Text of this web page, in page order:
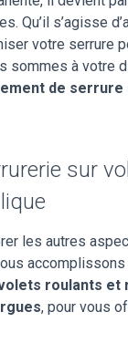
Qu’il s’agisse
votre serrure
sommes à votre
de serrure
sur
les autres
roulants et
, pour vous